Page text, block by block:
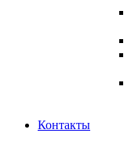
Контакты